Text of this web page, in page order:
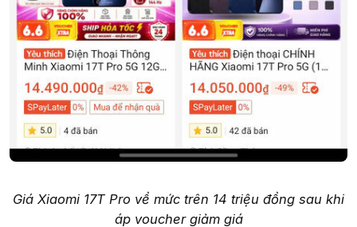
Giá Xiaomi 17T Pro về mức trên 14 triệu đồng sau khi
áp voucher giảm giá